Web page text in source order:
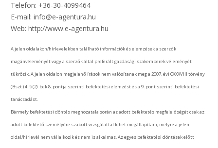
Telefon: +36-30-4099464
E-mail: info@e-agentura.hu
Web: http://www.e-agentura.hu
A jelen oldalakon/hírlevelekben található információk és elemzések a szerzők
magánvéleményét vagy a szerzők által preferált gazdasági szakemberek véleményét
tükrözik. A jelen oldalon megjelenő írások nem valósítanak meg a 2007. évi CXXXVIII törvény
(Bszt.) 4. § (2). bek 8. pontja szerinti befektetési elemzést és a 9. pont szerinti befektetési
tanácsadást.
Bármely befektetési döntés meghozatala során az adott befektetés megfelelőségét csak az
adott befektető személyére szabott vizsgálattal lehet megállapítani, melyre a jelen
oldal/hírlevél nem vállalkozik és nem is alkalmas. Az egyes befektetési döntések előtt